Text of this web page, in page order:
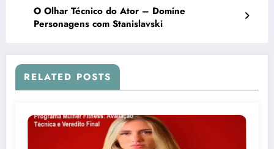
O Olhar Técnico do Ator – Domine
Personagens com Stanislavski
RELATED POSTS